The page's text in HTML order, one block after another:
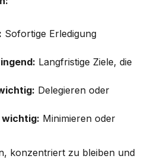
Sofortige Erledigung
Langfristige Ziele, die
Delegieren oder
wichtig: Minimieren oder
konzentriert zu bleiben und